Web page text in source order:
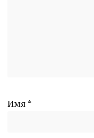
Имя *